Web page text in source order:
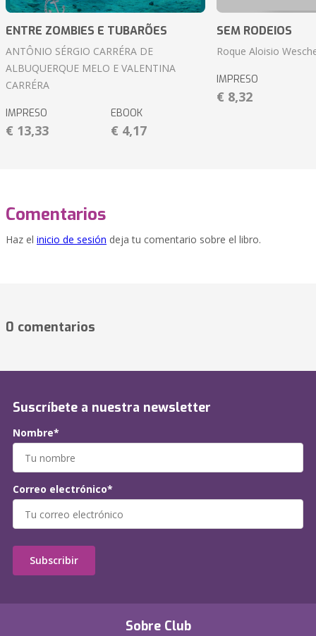
ENTRE ZOMBIES E TUBARÕES
ANTÔNIO SÉRGIO CARRÉRA DE
ALBUQUERQUE MELO E VALENTINA
CARRÉRA
IMPRESO
€ 13,33
EBOOK
€ 4,17
SEM RODEIOS
Roque Aloisio
IMPRESO
€ 8,32
Comentarios
Haz el inicio de sesión deja tu comentario sobre el libro.
0 comentarios
Sobre Club
Suscríbete a nuestra newsletter
Nombre*
Correo electrónico*
Subscribir